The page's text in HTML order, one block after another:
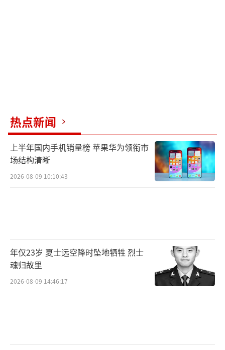
热点新闻
上半年国内手机销量榜 苹果华为领衔市
场结构清晰
2026-08-09 10:10:43
年仅23岁 夏士远空降时坠地牺牲 烈士
魂归故里
2026-08-09 14:46:17